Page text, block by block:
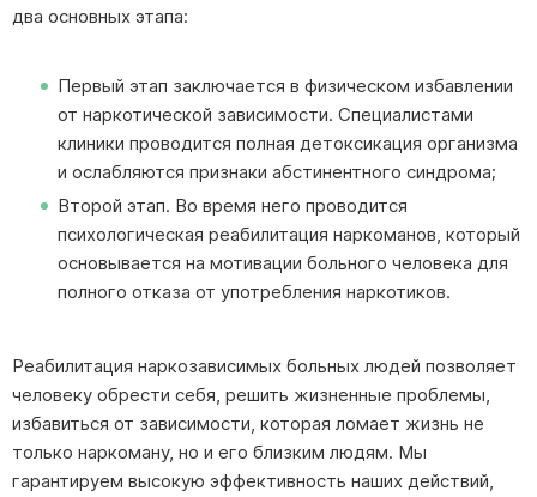
два основных этапа:
Первый этап заключается в физическом избавлении
от наркотической зависимости. Специалистами
клиники проводится полная детоксикация организма
и ослабляются признаки абстинентного синдрома;
Второй этап. Во время него проводится
психологическая реабилитация наркоманов, который
основывается на мотивации больного человека для
полного отказа от употребления наркотиков.
Реабилитация наркозависимых больных людей позволяет
человеку обрести себя, решить жизненные проблемы,
избавиться от зависимости, которая ломает жизнь не
только наркоману, но и его близким людям. Мы
гарантируем высокую эффективность наших действий,